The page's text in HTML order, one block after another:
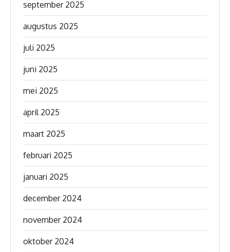
september 2025
augustus 2025
juli 2025
juni 2025
mei 2025
april 2025
maart 2025
februari 2025
januari 2025
december 2024
november 2024
oktober 2024